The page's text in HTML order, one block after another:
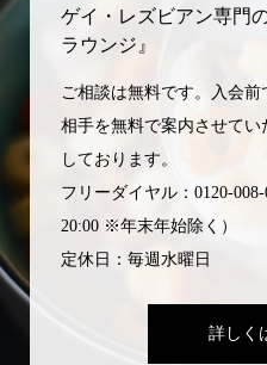
ゲイ・レズビアン専門
ラウンジ』
ご相談は無料です。入会
相手を無料で案内させて
しております。
フリーダイヤル：0120-
20:00 ※年末年始除く）
定休日：毎週水曜日
詳しく